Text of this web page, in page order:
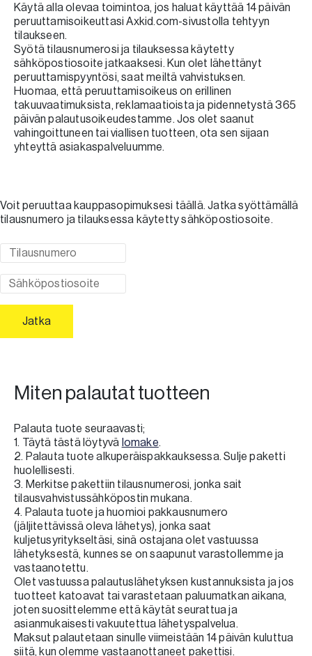
Käytä alla olevaa toimintoa, jos haluat käyttää 14 päivän
peruuttamisoikeuttasi Axkid.com-sivustolla tehtyyn
tilaukseen.
Syötä tilausnumerosi ja tilauksessa käytetty
sähköpostiosoite jatkaaksesi. Kun olet lähettänyt
peruuttamispyyntösi, saat meiltä vahvistuksen.
Huomaa, että peruuttamisoikeus on erillinen
takuuvaatimuksista, reklamaatioista ja pidennetystä 365
päivän palautusoikeudestamme. Jos olet saanut
vahingoittuneen tai viallisen tuotteen, ota sen sijaan
yhteyttä asiakaspalveluumme.
Voit peruuttaa kauppasopimuksesi täällä. Jatka syöttämällä
tilausnumero ja tilauksessa käytetty sähköpostiosoite.
Tilausnumero
Sähköpostiosoite
Jatka
Miten palautat tuotteen
Palauta tuote seuraavasti;
1. Täytä tästä löytyvä lomake.
2. Palauta tuote alkuperäispakkauksessa. Sulje paketti
huolellisesti.
3. Merkitse pakettiin tilausnumerosi, jonka sait
tilausvahvistussähköpostin mukana.
4. Palauta tuote ja huomioi pakkausnumero
(jäljitettävissä oleva lähetys), jonka saat
kuljetusyritykseltäsi, sinä ostajana olet vastuussa
lähetyksestä, kunnes se on saapunut varastollemme ja
vastaanotettu.
Olet vastuussa palautuslähetyksen kustannuksista ja jos
tuotteet katoavat tai varastetaan paluumatkan aikana,
joten suosittelemme että käytät seurattua ja
asianmukaisesti vakuutettua lähetyspalvelua.
Maksut palautetaan sinulle viimeistään 14 päivän kuluttua
siitä, kun olemme vastaanottaneet pakettisi.